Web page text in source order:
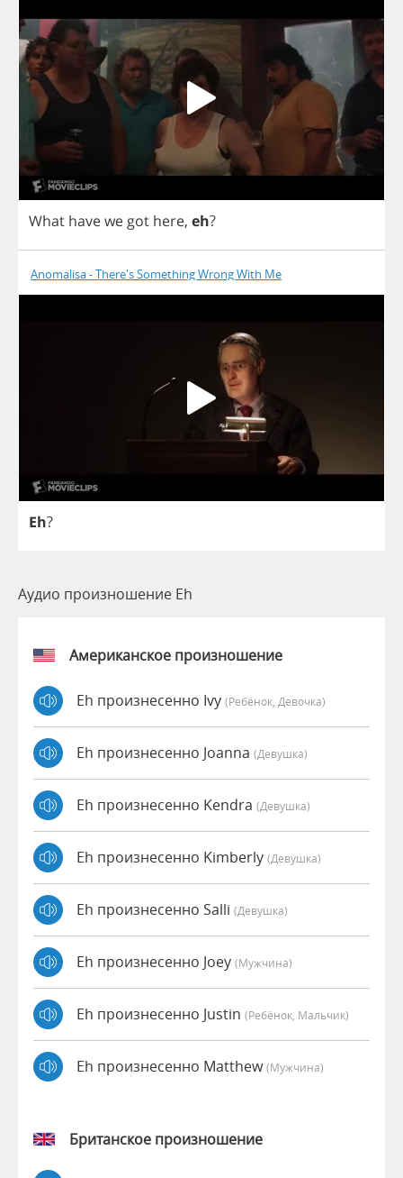
What havewe got here, eh?
Anomalisa - There's Something Wrong With Me
Eh?
Аудио произношение Eh
Американское произношение
Eh произнесенно Ivy (Ребёнок, Девочка)
Eh произнесенно Joanna (девушка)
Eh произнесенно Kendra (девушка)
Eh произнесенно Kimberly (девушка)
Eh произнесенно Salli (девушка)
Eh произнесенно Joey (мужчина)
Eh произнесенно Justin (Ребёнок, Мальчик)
Eh произнесенно Matthew(мужчина)
Британское произношение